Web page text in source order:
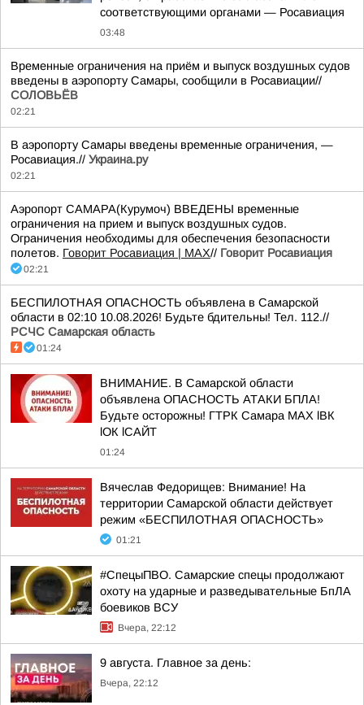
соответствующими органами — Росавиация
03:48
Временные ограничения на приём и выпуск воздушных судов
введены в аэропорту Самары, сообщили в Росавиации//
СОЛОВЬЁВ
02:21
В аэропорту Самары введены временные ограничения, —
Росавиация.// Украина.ру
02:21
Аэропорт САМАРА(Курумоч) ВВЕДЕНЫ временные
ограничения на прием и выпуск воздушных судов.
Ограничения необходимы для обеспечения безопасности
полетов. Говорит Росавиация | MAX// Говорит Росавиация
02:21
БЕСПИЛОТНАЯ ОПАСНОСТЬ объявлена в Самарской
области в 02:10 10.08.2026! Будьте бдительны! Тел. 112.//
РСЧС Самарская область
01:24
ВНИМАНИЕ. В Самарской области
объявлена ОПАСНОСТЬ АТАКИ БПЛА!
Будьте осторожны! ГТРК Самара MAX lВК
lОК lСАЙТ
01:24
Вячеслав Федорищев: Внимание! На
территории Самарской области действует
режим «БЕСПИЛОТНАЯ ОПАСНОСТЬ»
01:21
#СпецыПВО. Самарские спецы продолжают
охоту на ударные и разведывательные БпЛА
боевиков ВСУ
Вчера, 22:12
9 августа. Главное за день:
Вчера, 22:12